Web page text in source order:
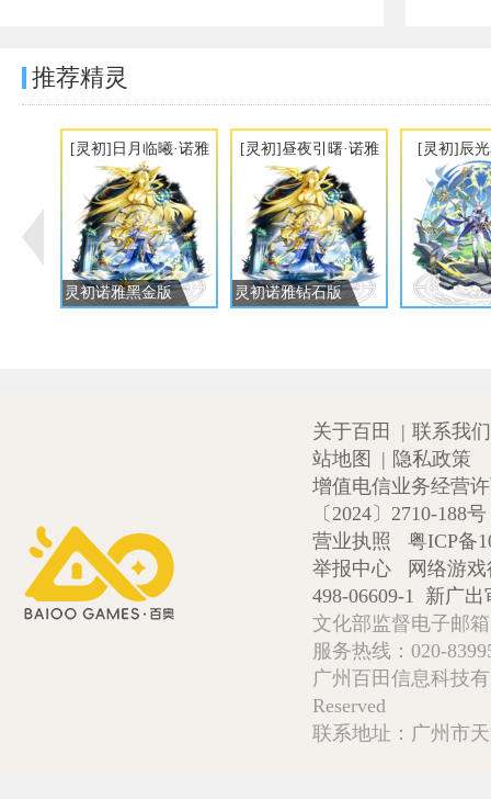
推荐精灵
[灵初]日月临曦·诺雅
灵初诺雅黑金版
[灵初]昼夜引曙·诺雅
灵初诺雅钻石版
[灵初]辰
关于百田 | 联系我们
站地图
| 隐私政策
增值电信业务经营
〔2024〕2710-188号
营业执照
粤ICP备
举报中心
网络游
498-06609-1 新广出
文化部监督电子邮
服务热线：020-
广州百田信息科技
Reserved
联系地址：广州市